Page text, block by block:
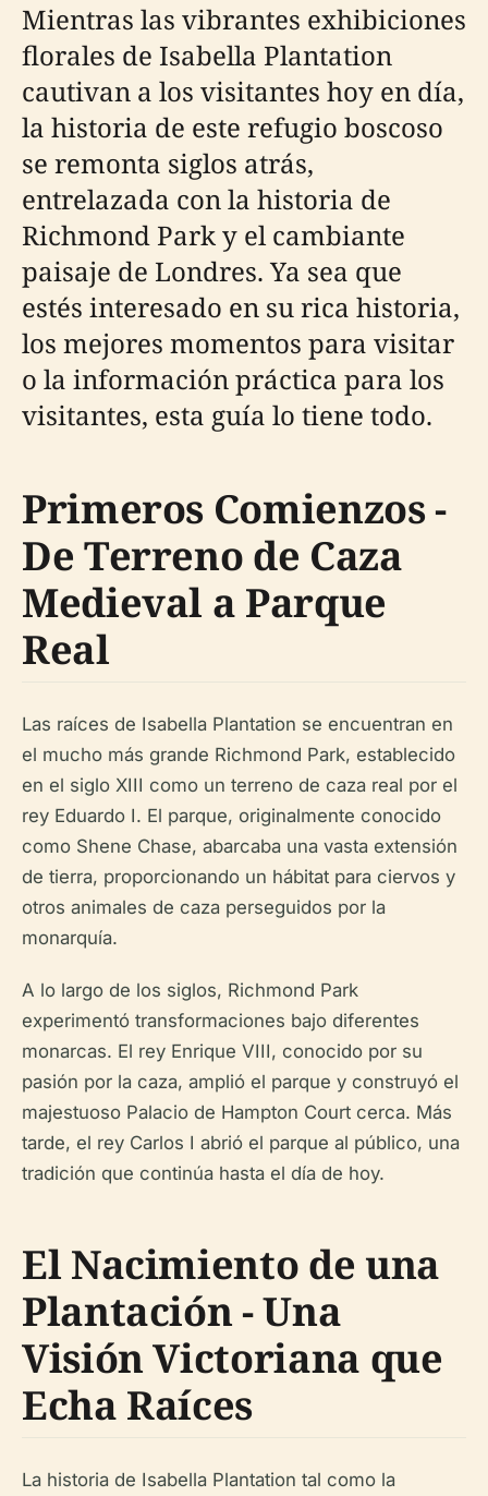
Mientras las vibrantes exhibiciones
florales de Isabella Plantation
cautivan a los visitantes hoy en día,
la historia de este refugio boscoso
se remonta siglos atrás,
entrelazada con la historia de
Richmond Park y el cambiante
paisaje de Londres. Ya sea que
estés interesado en su rica historia,
los mejores momentos para visitar
o la información práctica para los
visitantes, esta guía lo tiene todo.
Primeros Comienzos -
De Terreno de Caza
Medieval a Parque
Real
Las raíces de Isabella Plantation se encuentran en
el mucho más grande Richmond Park, establecido
en el siglo XIII como un terreno de caza real por el
rey Eduardo I. El parque, originalmente conocido
como Shene Chase, abarcaba una vasta extensión
de tierra, proporcionando un hábitat para ciervos y
otros animales de caza perseguidos por la
monarquía.
A lo largo de los siglos, Richmond Park
experimentó transformaciones bajo diferentes
monarcas. El rey Enrique VIII, conocido por su
pasión por la caza, amplió el parque y construyó el
majestuoso Palacio de Hampton Court cerca. Más
tarde, el rey Carlos I abrió el parque al público, una
tradición que continúa hasta el día de hoy.
El Nacimiento de una
Plantación - Una
Visión Victoriana que
Echa Raíces
La historia de Isabella Plantation tal como la